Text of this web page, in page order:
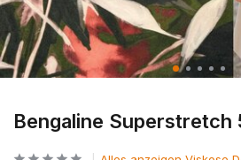
Bengaline Superstretch